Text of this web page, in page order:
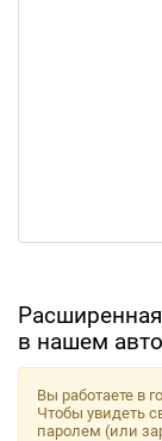
в нашем
Вы работаете в
Чтобы увидеть
паролем (или